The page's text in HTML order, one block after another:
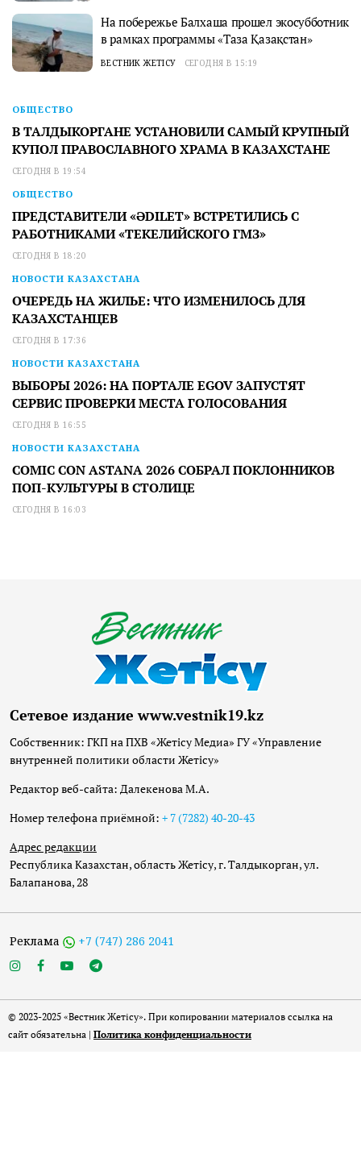
На побережье Балхаша прошел экосубботник
в рамках программы «Таза Қазақстан»
ВЕСТНИК ЖЕТІСУ СЕГОДНЯ В 15:19
ОБЩЕСТВО
В ТАЛДЫКОРГАНЕ УСТАНОВИЛИ САМЫЙ КРУПНЫЙ
КУПОЛ ПРАВОСЛАВНОГО ХРАМА В КАЗАХСТАНЕ
СЕГОДНЯ В 19:54
ОБЩЕСТВО
ПРЕДСТАВИТЕЛИ «ӘDILET» ВСТРЕТИЛИСЬ С
РАБОТНИКАМИ «ТЕКЕЛИЙСКОГО ГМЗ»
СЕГОДНЯ В 18:20
НОВОСТИ КАЗАХСТАНА
ОЧЕРЕДЬ НА ЖИЛЬЕ: ЧТО ИЗМЕНИЛОСЬ ДЛЯ
КАЗАХСТАНЦЕВ
СЕГОДНЯ В 17:36
НОВОСТИ КАЗАХСТАНА
ВЫБОРЫ 2026: НА ПОРТАЛЕ EGOV ЗАПУСТЯТ
СЕРВИС ПРОВЕРКИ МЕСТА ГОЛОСОВАНИЯ
СЕГОДНЯ В 16:55
НОВОСТИ КАЗАХСТАНА
COMIC CON ASTANA 2026 СОБРАЛ ПОКЛОННИКОВ
ПОП-КУЛЬТУРЫ В СТОЛИЦЕ
СЕГОДНЯ В 16:03
Сетевое издание www.vestnik19.kz
Собственник: ГКП на ПХВ «Жетісу Медиа» ГУ «Управление
внутренней политики области Жетісу»
Редактор веб-сайта: Далекенова М.А.
Номер телефона приёмной: + 7 (7282) 40-20-43
Адрес редакции
Республика Казахстан, область Жетісу, г. Талдыкорган, ул.
Балапанова, 28
Реклама +7 (747) 286 2041
© 2023-2025 «Вестник Жетісу». При копировании материалов ссылка на
сайт обязательна | Политика конфиденциальности